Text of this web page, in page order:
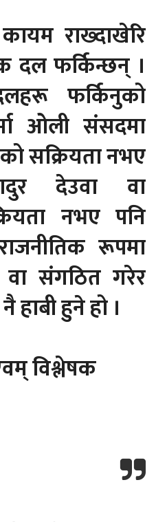
कायम राख्दाखेरि
दल फर्किन्छन् ।
फर्किनुको
ओली संसदमा
सक्रियता नभए
देउवा वा
नभए पनि
रूपमा
वा संगठित गरेर
हाबी हुने हो ।
विश्लेषक